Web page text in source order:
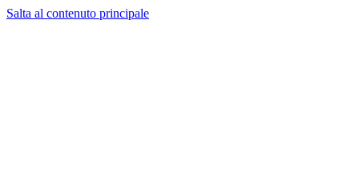
Salta al contenuto principale